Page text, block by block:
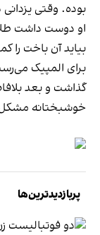
بوده. وقتی
او دوست داشت
بیاید آن باخت را
برای المپیک
گذاشت و بعد
خوشبختانه مشکل
پربازدیدترین‌ها